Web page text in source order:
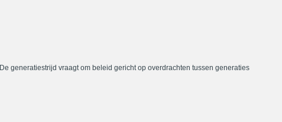
De generatiestrijd vraagt om beleid gericht op overdrachten tussen generaties